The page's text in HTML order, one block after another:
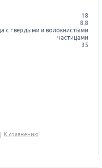
18
8.8
с твердыми и волокнистыми
частицами
35
К сравнению